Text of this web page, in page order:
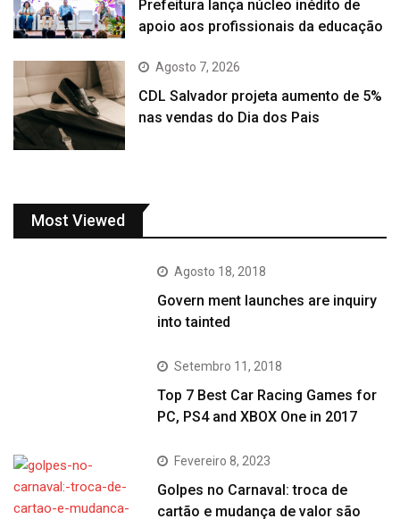
Prefeitura lança núcleo inédito de
apoio aos profissionais da educação
Agosto 7, 2026
CDL Salvador projeta aumento de 5%
nas vendas do Dia dos Pais
Most Viewed
Agosto 18, 2018
Govern ment launches are inquiry
into tainted
Setembro 11, 2018
Top 7 Best Car Racing Games for
PC, PS4 and XBOX One in 2017
Fevereiro 8, 2023
Golpes no Carnaval: troca de
cartão e mudança de valor são